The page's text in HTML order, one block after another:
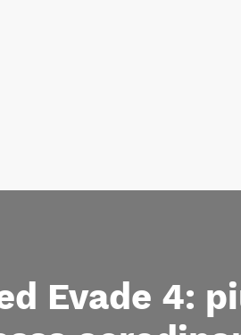
Evade 4: